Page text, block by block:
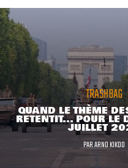
TRASHBAG
QUAND LE THÈME
RETENTIT... POUR LE
JUILLET
PARARNO KIKOO